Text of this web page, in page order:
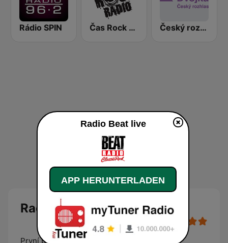
Rádio SPIN Čas Rock Radio Český rozhlas Dvojka
Radio Beat
První bigbít u nás
Radio Beat live
APP HERUNTERLADEN